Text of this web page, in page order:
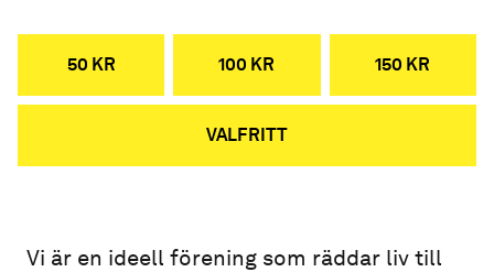
50 KR 100 KR 150 KR
VALFRITT
Vi är en ideell förening som räddar liv till